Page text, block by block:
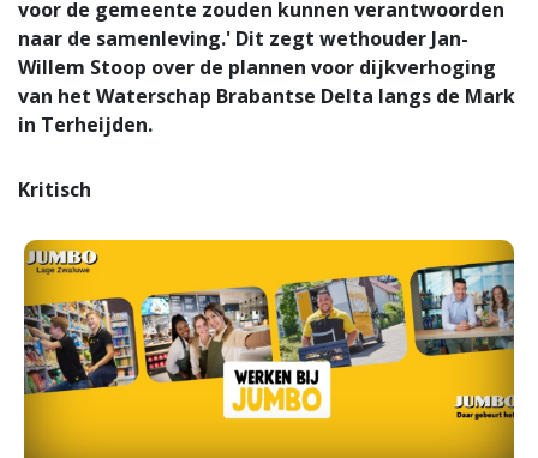
voor de gemeente zouden kunnen verantwoorden
naar de samenleving.' Dit zegt wethouder Jan-
Willem Stoop over de plannen voor dijkverhoging
van het Waterschap Brabantse Delta langs de Mark
in Terheijden.
Kritisch